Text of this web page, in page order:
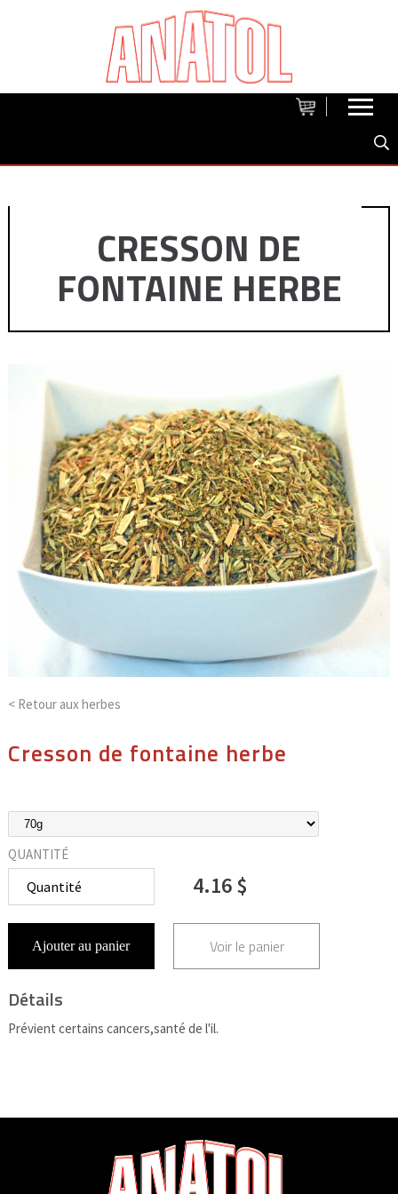
CRESSON DE
FONTAINE HERBE
< Retour aux herbes
Cresson de fontaine herbe
QUANTITÉ
4.16 $
Ajouter au panier Voir le panier
Détails
Prévient certains cancers,santé de l'il.